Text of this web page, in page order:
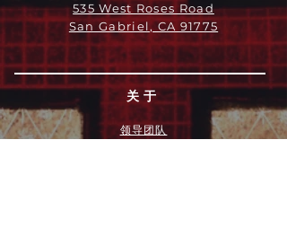
535 West Roses Road
San Gabriel, CA 91775
关于
领导团队